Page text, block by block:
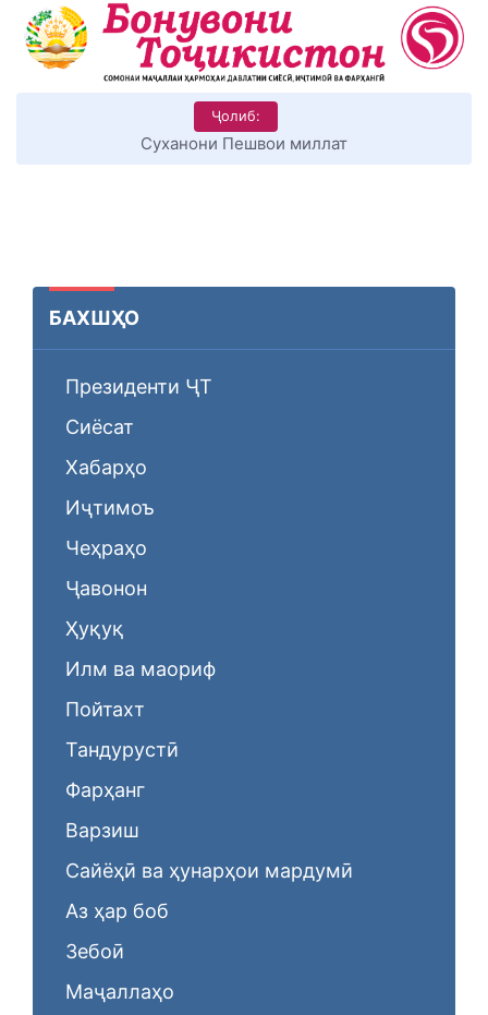
Ҷолиб:
КИТОБХОНИРО ДАР ХУД ТАШАККУЛ ДИҲЕМ
БАХШҲО
Президенти ҶТ
Сиёсат
Хабарҳо
Иҷтимоъ
Чеҳраҳо
Ҷавонон
Ҳуқуқ
Илм ва маориф
Пойтахт
Тандурустӣ
Фарҳанг
Варзиш
Сайёҳӣ ва ҳунарҳои мардумӣ
Аз ҳар боб
Зебоӣ
Маҷаллаҳо